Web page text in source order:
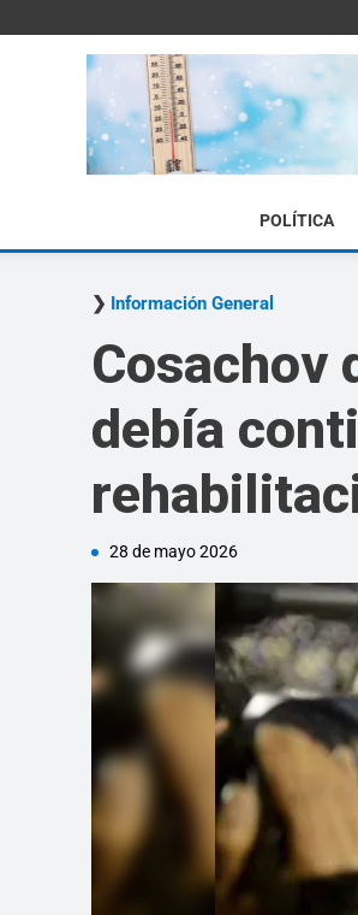
POLÍTICA
Información General
Cosachov
debía
28 de mayo 2026